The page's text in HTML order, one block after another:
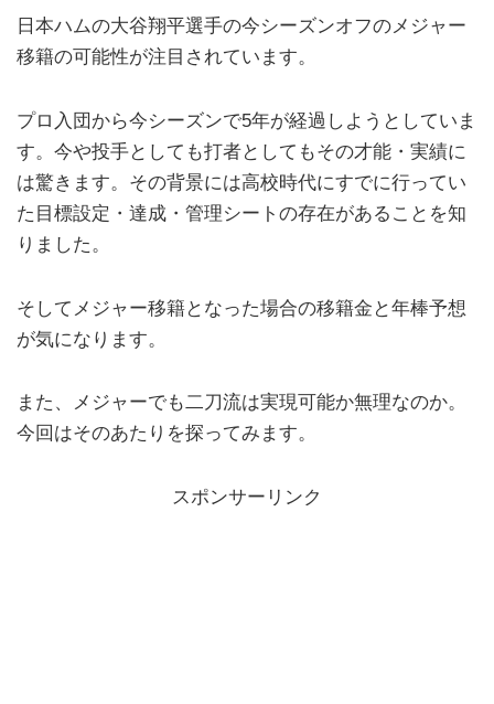
日本ハムの大谷翔平選手の今シーズンオフのメジャー
移籍の可能性が注目されています。
プロ入団から今シーズンで5年が経過しようとしていま
す。今や投手としても打者としてもその才能・実績に
は驚きます。その背景には高校時代にすでに行ってい
た目標設定・達成・管理シートの存在があることを知
りました。
そしてメジャー移籍となった場合の移籍金と年棒予想
が気になります。
また、メジャーでも二刀流は実現可能か無理なのか。
今回はそのあたりを探ってみます。
スポンサーリンク